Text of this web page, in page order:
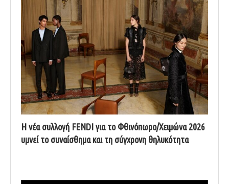
Η νέα συλλογή FENDI για το Φθινόπωρο/Χειμώνα 2026
υμνεί το συναίσθημα και τη σύγχρονη θηλυκότητα